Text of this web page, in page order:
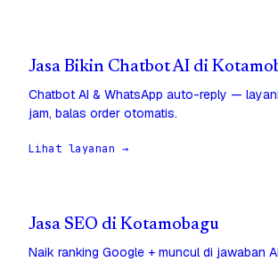
Jasa Bikin Chatbot AI di
Chatbot AI & WhatsApp auto-reply —
jam, balas order otomatis.
Lihat layanan →
Jasa SEO di Kotamobagu
Naik ranking Google + muncul di jawaban